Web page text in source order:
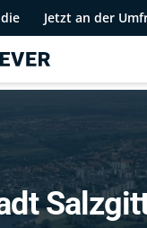
Jetzt an der